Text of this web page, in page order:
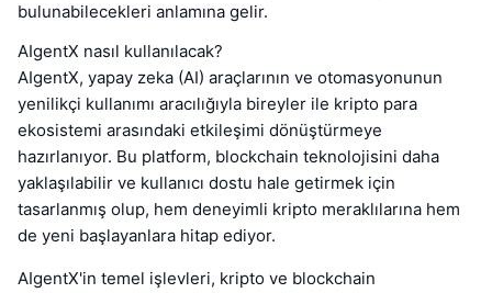
bulunabilecekleri anlamına gelir.
AIgentX nasıl kullanılacak?
AIgentX, yapay zeka (AI) araçlarının ve otomasyonunun
yenilikçi kullanımı aracılığıyla bireyler ile kripto para
ekosistemi arasındaki etkileşimi dönüştürmeye
hazırlanıyor. Bu platform, blockchain teknolojisini daha
yaklaşılabilir ve kullanıcı dostu hale getirmek için
tasarlanmış olup, hem deneyimli kripto meraklılarına hem
de yeni başlayanlara hitap ediyor.
AIgentX'in temel işlevleri, kripto ve blockchain